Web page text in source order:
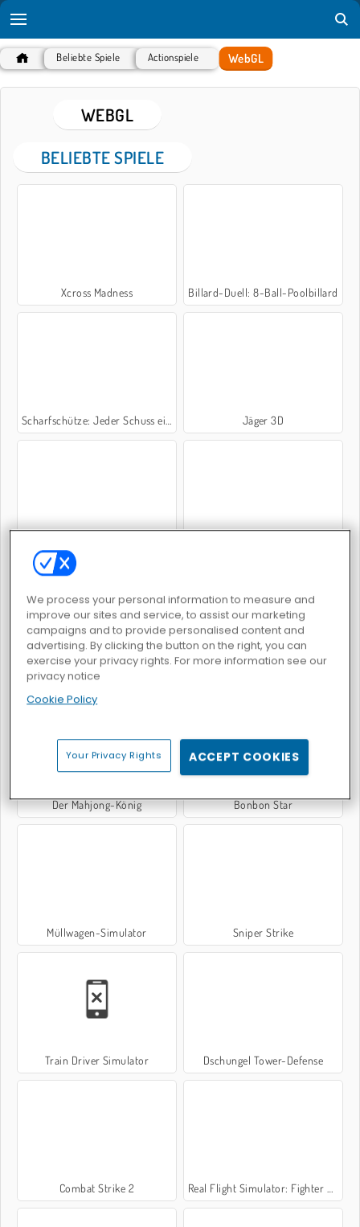
Beliebte Spiele Actionspiele WebGL
WEBGL
BELIEBTE SPIELE
Xcross Madness Billard-Duell: 8-Ball-Poolbillard
Scharfschütze: Jeder Schuss ein Treffer Jäger 3D
Airplane Parking Academy 3D
City Bus Simulator
Der Mahjong-König Bonbon Star
Müllwagen-Simulator Sniper Strike
Train Driver Simulator Dschungel Tower-Defense
Combat Strike 2 Real Flight Simulator: Fighter Aircraft
We process your personal information to measure and
improve our sites and service, to assist our marketing
campaigns and to provide personalised content and
advertising. By clicking the button on the right, you can
exercise your privacy rights. For more information see our
privacy notice
Cookie Policy
Your Privacy Rights ACCEPT COOKIES